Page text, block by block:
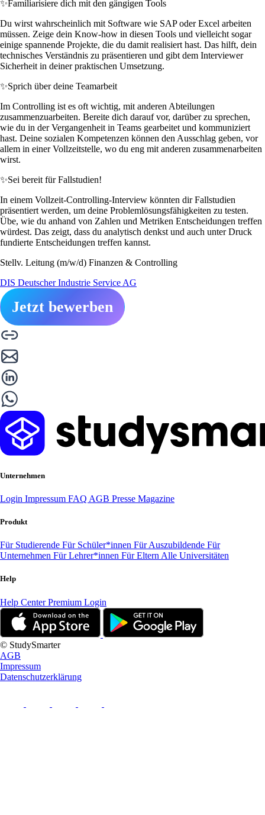
✨Familiarisiere dich mit den gängigen Tools
Du wirst wahrscheinlich mit Software wie SAP oder Excel arbeiten
müssen. Zeige dein Know-how in diesen Tools und vielleicht sogar
einige spannende Projekte, die du damit realisiert hast. Das hilft, dein
technisches Verständnis zu präsentieren und gibt dem Interviewer
Sicherheit in deiner praktischen Umsetzung.
✨Sprich über deine Teamarbeit
Im Controlling ist es oft wichtig, mit anderen Abteilungen
zusammenzuarbeiten. Bereite dich darauf vor, darüber zu sprechen,
wie du in der Vergangenheit in Teams gearbeitet und kommuniziert
hast. Deine sozialen Kompetenzen können den Ausschlag geben, vor
allem in einer Vollzeitstelle, wo du eng mit anderen zusammenarbeiten
wirst.
✨Sei bereit für Fallstudien!
In einem Vollzeit-Controlling-Interview könnten dir Fallstudien
präsentiert werden, um deine Problemlösungsfähigkeiten zu testen.
Übe, wie du anhand von Zahlen und Metriken Entscheidungen treffen
würdest. Das zeigt, dass du analytisch denkst und auch unter Druck
fundierte Entscheidungen treffen kannst.
Stellv. Leitung (m/w/d) Finanzen & Controlling
DIS Deutscher Industrie Service AG
Jetzt bewerben
Unternehmen
Login Impressum FAQ AGB Presse Magazine
Produkt
Für Studierende Für Schüler*innen Für Auszubildende Für
Unternehmen Für Lehrer*innen Für Eltern Alle Universitäten
Help
Help CenterPremium Login
© StudySmarter
AGB
Impressum
Datenschutzerklärung